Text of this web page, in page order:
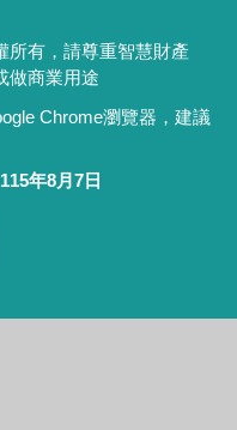
所有，請尊重智慧財產
做商業用途
Chrome瀏覽器，建議
115年8月7日